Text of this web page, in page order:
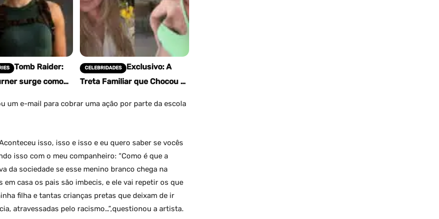
Tomb Raider:
surge como
action da Prime
CELEBRIDADES
Exclusivo: A
Treta Familiar que Chocou o
Birkheuer Acusa Mãe de
um e-mail para cobrar uma ação por parte da escola
isso, isso e isso e eu quero saber se vocês
isso com o meu companheiro: “Como é que a
da sociedade se esse menino branco chega na
casa os pais são imbecis, e ele vai repetir os que
filha e tantas crianças pretas que deixam de ir
atravessadas pelo racismo…”,questionou a artista.